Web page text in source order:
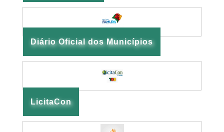
Diário Oficial dos Municípios
LicitaCon